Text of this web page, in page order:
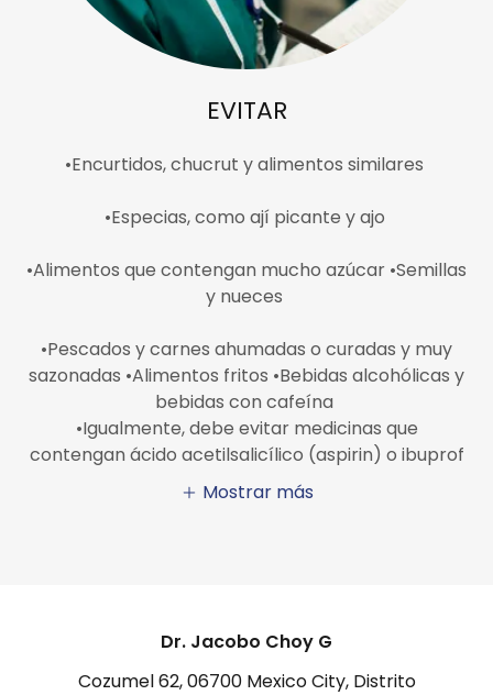
EVITAR
•Encurtidos, chucrut y alimentos similares
•Especias, como ají picante y ajo
•Alimentos que contengan mucho azúcar •Semillas
y nueces
•Pescados y carnes ahumadas o curadas y muy
sazonadas •Alimentos fritos •Bebidas alcohólicas y
bebidas con cafeína
•Igualmente, debe evitar medicinas que
contengan ácido acetilsalicílico (aspirin) o ibuprof
Mostrar más
Dr. Jacobo Choy G
Cozumel 62, 06700 Mexico City, Distrito